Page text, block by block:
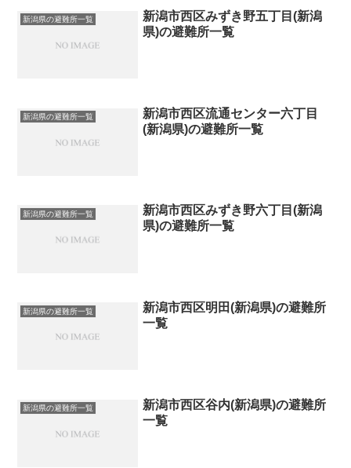
新潟県の避難所一覧
新潟市西区みずき野五丁目(新潟
県)の避難所一覧
新潟県の避難所一覧
新潟市西区流通センター六丁目
(新潟県)の避難所一覧
新潟県の避難所一覧
新潟市西区みずき野六丁目(新潟
県)の避難所一覧
新潟県の避難所一覧
新潟市西区明田(新潟県)の避難所
一覧
新潟県の避難所一覧
新潟市西区谷内(新潟県)の避難所
一覧